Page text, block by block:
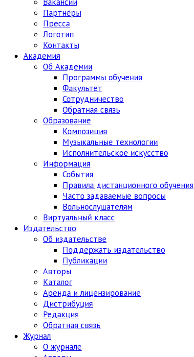
Партнёры
Пресса
Логотип
Контакты
Академия
Об Академии
Программы обучения
Факультет
Сотрудничество
Обратная связь
Образование
Композиция
Музыкальные технологии
Исполнительское искусство
Информация
События
Правила дистанционного обучения
Часто задаваемые вопросы
Вольнослушателям
Виртуальный класс
Издательство
Об издательстве
Поддержать издательство
Публикации
Авторы
Каталог
Аренда и лицензирование
Дистрибуция
Редакция
Обратная связь
Журнал
О журнале